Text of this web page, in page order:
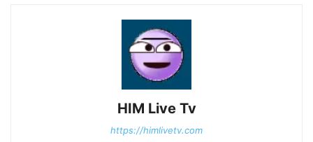
HIM Live Tv
https://himlivetv.com